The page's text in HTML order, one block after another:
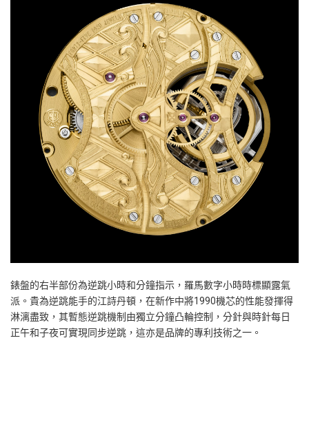
錶盤的右半部份為逆跳小時和分鐘指示，羅馬數字小時時標顯露氣
派。貴為逆跳能手的江詩丹頓，在新作中將1990機芯的性能發揮得
淋漓盡致，其暫態逆跳機制由獨立分鐘凸輪控制，分針與時針每日
正午和子夜可實現同步逆跳，這亦是品牌的專利技術之一。